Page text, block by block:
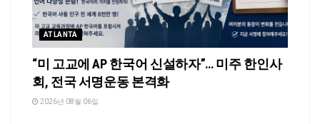
ATLANTA
“미 고교에 AP 한국어 신설하자”… 미주 한인사
회, 전국 서명운동 본격화
2026년 08월 06일